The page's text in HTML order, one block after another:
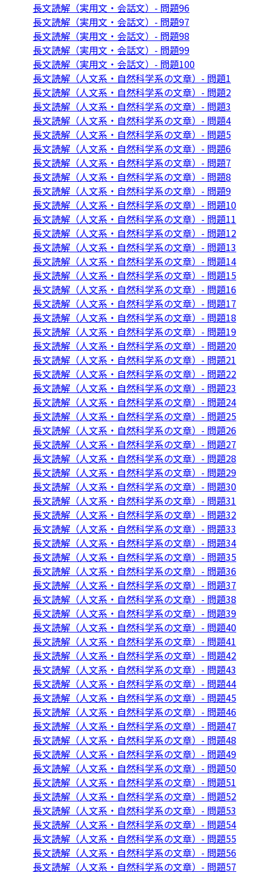
長文読解（実用文・会話文）- 問題96
長文読解（実用文・会話文）- 問題97
長文読解（実用文・会話文）- 問題98
長文読解（実用文・会話文）- 問題99
長文読解（実用文・会話文）- 問題100
長文読解（人文系・自然科学系の文章）- 問題1
長文読解（人文系・自然科学系の文章）- 問題2
長文読解（人文系・自然科学系の文章）- 問題3
長文読解（人文系・自然科学系の文章）- 問題4
長文読解（人文系・自然科学系の文章）- 問題5
長文読解（人文系・自然科学系の文章）- 問題6
長文読解（人文系・自然科学系の文章）- 問題7
長文読解（人文系・自然科学系の文章）- 問題8
長文読解（人文系・自然科学系の文章）- 問題9
長文読解（人文系・自然科学系の文章）- 問題10
長文読解（人文系・自然科学系の文章）- 問題11
長文読解（人文系・自然科学系の文章）- 問題12
長文読解（人文系・自然科学系の文章）- 問題13
長文読解（人文系・自然科学系の文章）- 問題14
長文読解（人文系・自然科学系の文章）- 問題15
長文読解（人文系・自然科学系の文章）- 問題16
長文読解（人文系・自然科学系の文章）- 問題17
長文読解（人文系・自然科学系の文章）- 問題18
長文読解（人文系・自然科学系の文章）- 問題19
長文読解（人文系・自然科学系の文章）- 問題20
長文読解（人文系・自然科学系の文章）- 問題21
長文読解（人文系・自然科学系の文章）- 問題22
長文読解（人文系・自然科学系の文章）- 問題23
長文読解（人文系・自然科学系の文章）- 問題24
長文読解（人文系・自然科学系の文章）- 問題25
長文読解（人文系・自然科学系の文章）- 問題26
長文読解（人文系・自然科学系の文章）- 問題27
長文読解（人文系・自然科学系の文章）- 問題28
長文読解（人文系・自然科学系の文章）- 問題29
長文読解（人文系・自然科学系の文章）- 問題30
長文読解（人文系・自然科学系の文章）- 問題31
長文読解（人文系・自然科学系の文章）- 問題32
長文読解（人文系・自然科学系の文章）- 問題33
長文読解（人文系・自然科学系の文章）- 問題34
長文読解（人文系・自然科学系の文章）- 問題35
長文読解（人文系・自然科学系の文章）- 問題36
長文読解（人文系・自然科学系の文章）- 問題37
長文読解（人文系・自然科学系の文章）- 問題38
長文読解（人文系・自然科学系の文章）- 問題39
長文読解（人文系・自然科学系の文章）- 問題40
長文読解（人文系・自然科学系の文章）- 問題41
長文読解（人文系・自然科学系の文章）- 問題42
長文読解（人文系・自然科学系の文章）- 問題43
長文読解（人文系・自然科学系の文章）- 問題44
長文読解（人文系・自然科学系の文章）- 問題45
長文読解（人文系・自然科学系の文章）- 問題46
長文読解（人文系・自然科学系の文章）- 問題47
長文読解（人文系・自然科学系の文章）- 問題48
長文読解（人文系・自然科学系の文章）- 問題49
長文読解（人文系・自然科学系の文章）- 問題50
長文読解（人文系・自然科学系の文章）- 問題51
長文読解（人文系・自然科学系の文章）- 問題52
長文読解（人文系・自然科学系の文章）- 問題53
長文読解（人文系・自然科学系の文章）- 問題54
長文読解（人文系・自然科学系の文章）- 問題55
長文読解（人文系・自然科学系の文章）- 問題56
長文読解（人文系・自然科学系の文章）- 問題57